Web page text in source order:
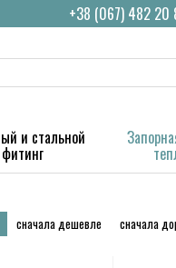
+38 (067) 482 20
и стальной
фитинг
сначала дешевле сначала